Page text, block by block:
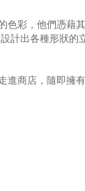
色彩，他們憑藉
計出各種形狀的
商店，隨即擁有